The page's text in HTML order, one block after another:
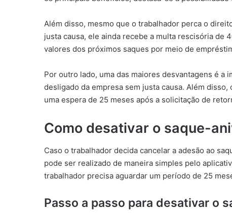
Além disso, mesmo que o trabalhador perca o
justa causa, ele ainda recebe a multa rescisória de
valores dos próximos saques por meio de
Por outro lado, uma das maiores desvantagens é a
desligado da empresa sem justa causa. Além
uma espera de 25 meses após a solicitação de
Como desativar o saque-
Caso o trabalhador decida cancelar a adesão ao
pode ser realizado de maneira simples pelo
trabalhador precisa aguardar um período de 25
Passo a passo para desativar o